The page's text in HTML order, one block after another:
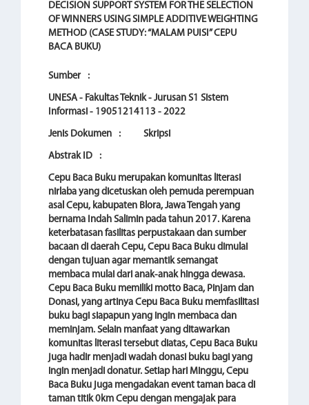
DECISION SUPPORT SYSTEM FOR THE SELECTION
OF WINNERS USING SIMPLE ADDITIVE WEIGHTING
METHOD (CASE STUDY: “MALAM PUISI” CEPU
BACA BUKU)
Sumber :
UNESA - Fakultas Teknik - Jurusan S1 Sistem
Informasi - 19051214113 - 2022
Jenis Dokumen : Skripsi
Abstrak ID :
Cepu Baca Buku merupakan komunitas literasi
nirlaba yang dicetuskan oleh pemuda perempuan
asal Cepu, kabupaten Blora, Jawa Tengah yang
bernama Indah Salimin pada tahun 2017. Karena
keterbatasan fasilitas perpustakaan dan sumber
bacaan di daerah Cepu, Cepu Baca Buku dimulai
dengan tujuan agar memantik semangat
membaca mulai dari anak-anak hingga dewasa.
Cepu Baca Buku memiliki motto Baca, Pinjam dan
Donasi, yang artinya Cepu Baca Buku memfasilitasi
buku bagi siapapun yang ingin membaca dan
meminjam. Selain manfaat yang ditawarkan
komunitas literasi tersebut diatas, Cepu Baca Buku
juga hadir menjadi wadah donasi buku bagi yang
ingin menjadi donatur. Setiap hari Minggu, Cepu
Baca Buku juga mengadakan event taman baca di
taman titik 0km Cepu dengan mengajak para